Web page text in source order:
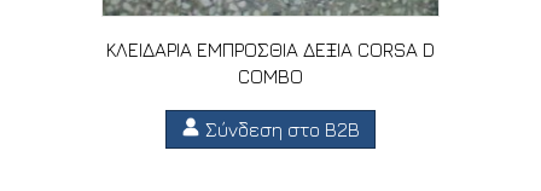
ΚΛΕΙΔΑΡΙΑ ΕΜΠΡΟΣΘΙΑ ΔΕΞΙΑ CORSA D
COMBO
Σύνδεση στο B2B